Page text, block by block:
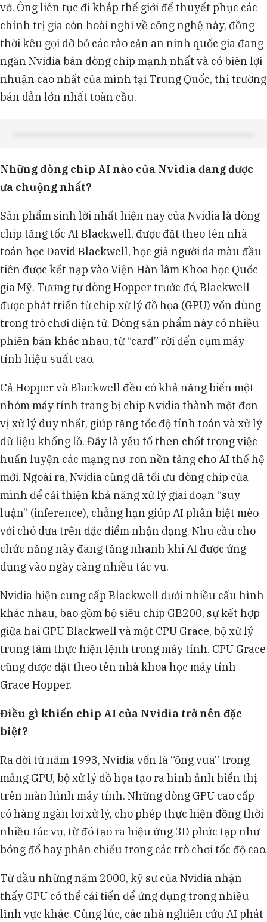
vỡ. Ông liên tục đi khắp thế giới để thuyết phục các
chính trị gia còn hoài nghi về công nghệ này, đồng
thời kêu gọi dỡ bỏ các rào cản an ninh quốc gia đang
ngăn Nvidia bán dòng chip mạnh nhất và có biên lợi
nhuận cao nhất của mình tại Trung Quốc, thị trường
bán dẫn lớn nhất toàn cầu.
Những dòng chip AI nào của Nvidia đang được
ưa chuộng nhất?
Sản phẩm sinh lời nhất hiện nay của Nvidia là dòng
chip tăng tốc AI Blackwell, được đặt theo tên nhà
toán học David Blackwell, học giả người da màu đầu
tiên được kết nạp vào Viện Hàn lâm Khoa học Quốc
gia Mỹ. Tương tự dòng Hopper trước đó, Blackwell
được phát triển từ chip xử lý đồ họa (GPU) vốn dùng
trong trò chơi điện tử. Dòng sản phẩm này có nhiều
phiên bản khác nhau, từ “card” rời đến cụm máy
tính hiệu suất cao.
Cả Hopper và Blackwell đều có khả năng biến một
nhóm máy tính trang bị chip Nvidia thành một đơn
vị xử lý duy nhất, giúp tăng tốc độ tính toán và xử lý
dữ liệu khổng lồ. Đây là yếu tố then chốt trong việc
huấn luyện các mạng nơ-ron nền tảng cho AI thế hệ
mới. Ngoài ra, Nvidia cũng đã tối ưu dòng chip của
mình để cải thiện khả năng xử lý giai đoạn “suy
luận” (inference), chẳng hạn giúp AI phân biệt mèo
với chó dựa trên đặc điểm nhận dạng. Nhu cầu cho
chức năng này đang tăng nhanh khi AI được ứng
dụng vào ngày càng nhiều tác vụ.
Nvidia hiện cung cấp Blackwell dưới nhiều cấu hình
khác nhau, bao gồm bộ siêu chip GB200, sự kết hợp
giữa hai GPU Blackwell và một CPU Grace, bộ xử lý
trung tâm thực hiện lệnh trong máy tính. CPU Grace
cũng được đặt theo tên nhà khoa học máy tính
Grace Hopper.
Điều gì khiến chip AI của Nvidia trở nên đặc
biệt?
Ra đời từ năm 1993, Nvidia vốn là “ông vua” trong
mảng GPU, bộ xử lý đồ họa tạo ra hình ảnh hiển thị
trên màn hình máy tính. Những dòng GPU cao cấp
có hàng ngàn lõi xử lý, cho phép thực hiện đồng thời
nhiều tác vụ, từ đó tạo ra hiệu ứng 3D phức tạp như
bóng đổ hay phản chiếu trong các trò chơi tốc độ cao.
Từ đầu những năm 2000, kỹ sư của Nvidia nhận
thấy GPU có thể cải tiến để ứng dụng trong nhiều
lĩnh vực khác. Cùng lúc, các nhà nghiên cứu AI phát